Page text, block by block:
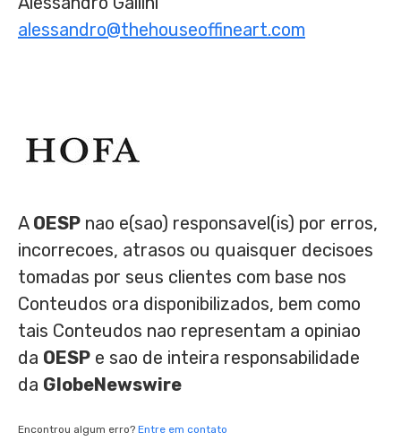
alessandro@thehouseoffineart.com
A OESP nao e(sao) responsavel(is) por erros,
incorrecoes, atrasos ou quaisquer decisoes
tomadas por seus clientes com base nos
Conteudos ora disponibilizados, bem como
tais Conteudos nao representam a opiniao
da OESP e sao de inteira responsabilidade
da GlobeNewswire
Encontrou algum erro? Entre em contato